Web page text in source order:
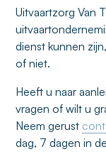
Uitvaartzorg Van
dienst kunnen
of niet.
Heeft u naar
vragen of wilt u
Neem gerust
dag, 7 dagen in